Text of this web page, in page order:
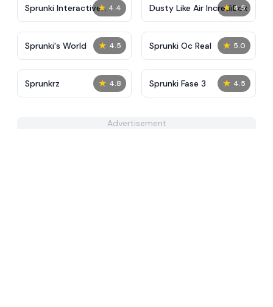
★ 4.4
Sprunki Interactive
Tunner
★ 4.5
Dusty Like Air IncrediBox
★ 4.5
Sprunki's World ★ 5.0
Sprunki Oc Real
★ 4.8
Sprunkrz ★ 4.5
Sprunki Fase 3
Advertisement